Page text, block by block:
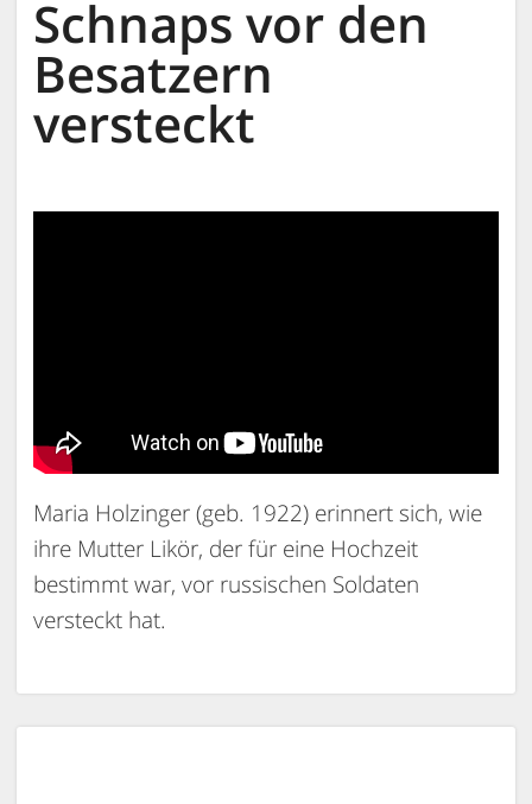
Schnaps vor den
Besatzern
versteckt
Maria Holzinger (geb. 1922) erinnert sich, wie
ihre Mutter Likör, der für eine Hochzeit
bestimmt war, vor russischen Soldaten
versteckt hat.